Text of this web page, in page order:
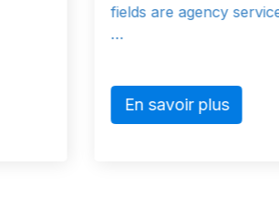
fields are agency
En savoir plus